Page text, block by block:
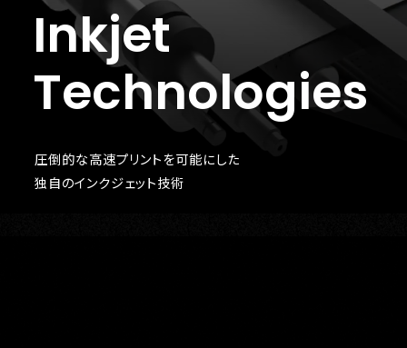
Inkjet
Technologies
圧倒的な高速プリントを可能にした
独自のインクジェット技術